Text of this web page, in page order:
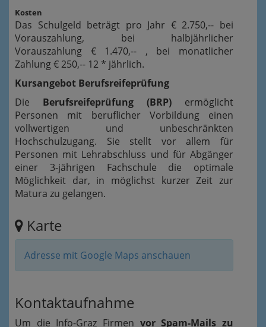
Kosten
Das Schulgeld beträgt pro Jahr € 2.750,-- bei
Vorauszahlung, bei halbjährlicher
Vorauszahlung € 1.470,-- , bei monatlicher
Zahlung € 250,-- 12 * jährlich.
Kursangebot Berufsreifeprüfung
Die Berufsreifeprüfung (BRP) ermöglicht
Personen mit beruflicher Vorbildung einen
vollwertigen und unbeschränkten
Hochschulzugang. Sie stellt vor allem für
Personen mit Lehrabschluss und für Abgänger
einer 3-jährigen Fachschule die optimale
Möglichkeit dar, in möglichst kurzer Zeit zur
Matura zu gelangen.
Karte
Adresse mit Google Maps anschauen
Kontaktaufnahme
Um die Info-Graz Firmen vor Spam-Mails zu